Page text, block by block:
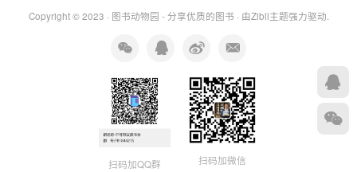
Copyright © 2023 · 图书动物园 - 分享优质的图书 · 由Zibll主题强力驱动.
扫码加QQ群 扫码加微信